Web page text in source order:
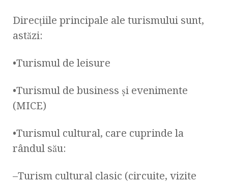
Direcţiile principale ale turismului sunt,
astăzi:
•Turismul de leisure
•Turismul de business şi evenimente
(MICE)
•Turismul cultural, care cuprinde la
rândul său:
–Turism cultural clasic (circuite, vizite